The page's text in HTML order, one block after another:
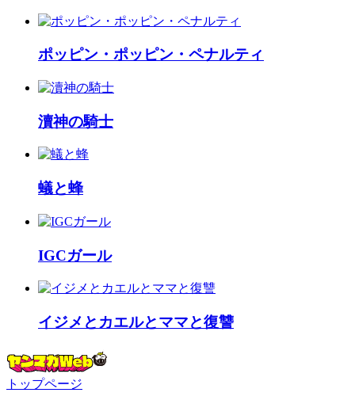
ポッピン・ポッピン・ペナルティ
瀆神の騎士
蟻と蜂
IGCガール
イジメとカエルとママと復讐
トップページ